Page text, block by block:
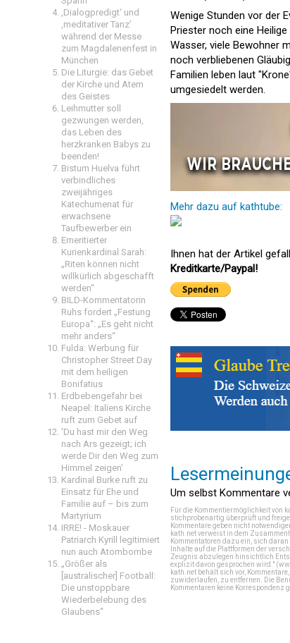
‚Dialogpredigt‘ und
‚meditativer Tanz’
während der Messe
zum Magdalenenfest in
München
Die Liturgie: das Gebet
der Kirche und Atem
des Geistes
Leihmutter soll
gezwungen werden,
das Leben des
herzkranken Babys zu
beenden!
Bistum Huelva führt
verbindliches
zweijähriges
Katechumenat für
erwachsene
Taufbewerber ein
Emeritierter
Kurienkardinal Sarah:
„Riten können nicht
willkürlich abgeschafft
werden“
BILD-Kommentatorin
Ruhs fordert „Festung
Europa“: „Es geht nicht
mehr anders“
Fulda: Werbung für
Christopher Street Day
mit dem heiligen
Bonifatius
Erdbebengefahr bei
Neapel: Italiens Kirche
ruft zum Gebet auf
'Du hast mir den Weg
nach Ars gezeigt; ich
werde Dir den Weg zum
Himmel zeigen'
Kardinal Burke ruft zu
Einsatz für Ehe und
Familie auf – bis zum
Martyrium
IRRE! - Moskauer
Patriarch Kyrill legitimiert
nun auch Atombombe
„Größer als
[australischer] Football:
Die unstoppbare
Wiederbelebung des
Glaubens“
Wenige Stunden vor der
Priester noch eine
Wasser, viele Bewohner
noch verbliebenen
Familien leben laut
umgesiedelt werden.
Mehr dazu auf kathtube:
Ihnen hat der Artikel
Kreditkarte/Paypal!
Um selbst Kommentare
Für die Kommentiermöglichkeit von
stichprobenartig überprüft und
Kommentare geben nicht
kath.net verweist in dem
Kommentatoren dazu ein, sich
Inhalte auf die Plattformen der
Zeugnis abzulegen hinsichtlich
explizit davon gesprochen wird." (
kath.net behält sich vor,
zuwiderlaufen, zu entfernen. Die
Kommentaren keine Korrespondenz